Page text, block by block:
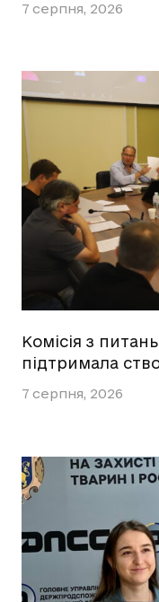
7 серпня, 2026
Комісія з
підтримала
7 серпня, 2026